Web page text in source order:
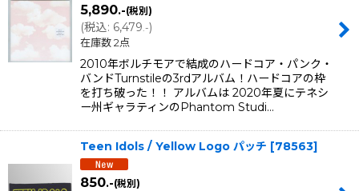
5,890.-(税別)
(税込: 6,479.-)
在庫数 2点
2010年ボルチモアで結成のハードコア・パンク・
バンドTurnstileの3rdアルバム！ハードコアの枠
を打ち破った！！ アルバムは 2020年夏にテネシ
ー州ギャラティンのPhantom Studi…
Teen Idols / Yellow Logo パッチ [78563]
850.-(税別)